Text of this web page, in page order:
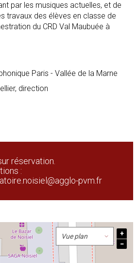
par les musiques actuelles, et de
travaux des élèves en classe de
du CRD Val Maubuée à
Paris - Vallée de la Marne
direction
réservation.
:
pvm.fr
+
−